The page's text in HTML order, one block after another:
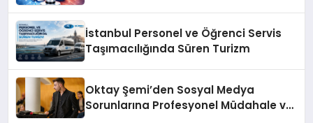
İstanbul Personel ve Öğrenci Servis
Taşımacılığında Süren Turizm
Oktay Şemi’den Sosyal Medya
Sorunlarına Profesyonel Müdahale ve